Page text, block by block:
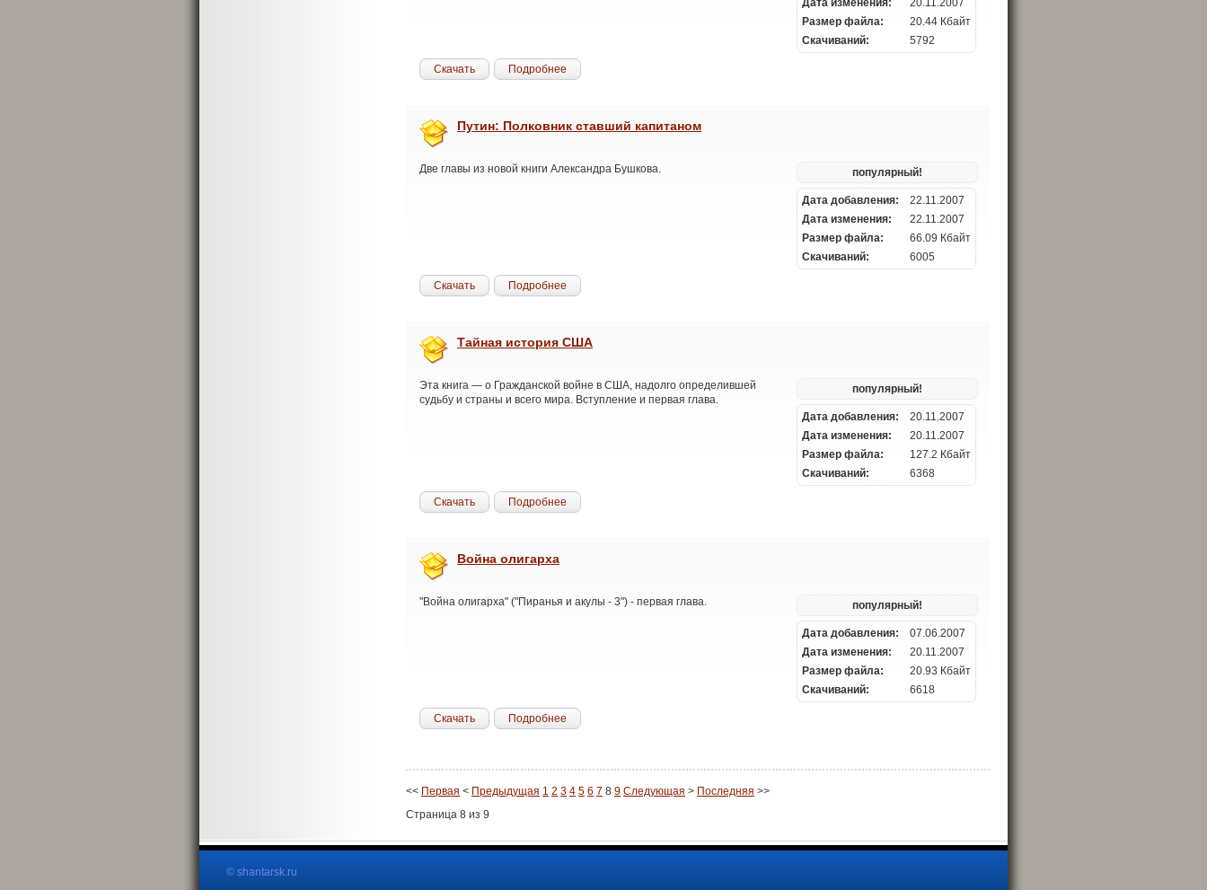
Дата изменения:
20.11.2007
Размер файла:
20.44 Кбайт
Скачиваний:
5792
Скачать Подробнее
Путин: Полковник ставший капитаном
популярный!
Дата добавления:
22.11.2007
Дата изменения:
22.11.2007
Размер файла:
66.09 Кбайт
Скачиваний:
6005
Две главы из новой книги Александра Бушкова.
Скачать Подробнее
Тайная история США
популярный!
Дата добавления:
20.11.2007
Дата изменения:
20.11.2007
Размер файла:
127.2 Кбайт
Скачиваний:
6368
Эта книга — о Гражданской войне в США, надолго определившей
судьбу и страны и всего мира. Вступление и первая глава.
Скачать Подробнее
Война олигарха
популярный!
Дата добавления:
07.06.2007
Дата изменения:
20.11.2007
Размер файла:
20.93 Кбайт
Скачиваний:
6618
"Война олигарха" ("Пиранья и акулы - 3") - первая глава.
Скачать Подробнее
<< Первая < Предыдущая 1 2 3 4 5 6 7 8 9 Следующая > Последняя >>
Страница 8 из 9
© shantarsk.ru